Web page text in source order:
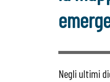
Negli ultimi